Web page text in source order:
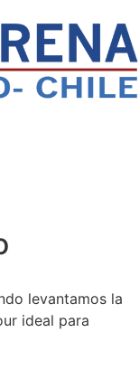
levantamos la
ideal para